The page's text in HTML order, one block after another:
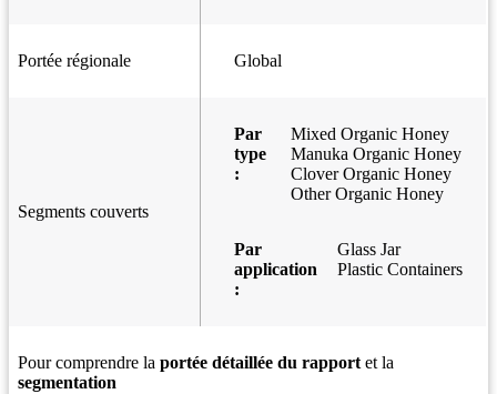
Portée régionale Global
Segments couverts
Par
type
:
Mixed Organic Honey
Manuka Organic Honey
Clover Organic Honey
Other Organic Honey
Par
application
:
Glass Jar
Plastic Containers
Pour comprendre la portée détaillée du rapport et la
segmentation